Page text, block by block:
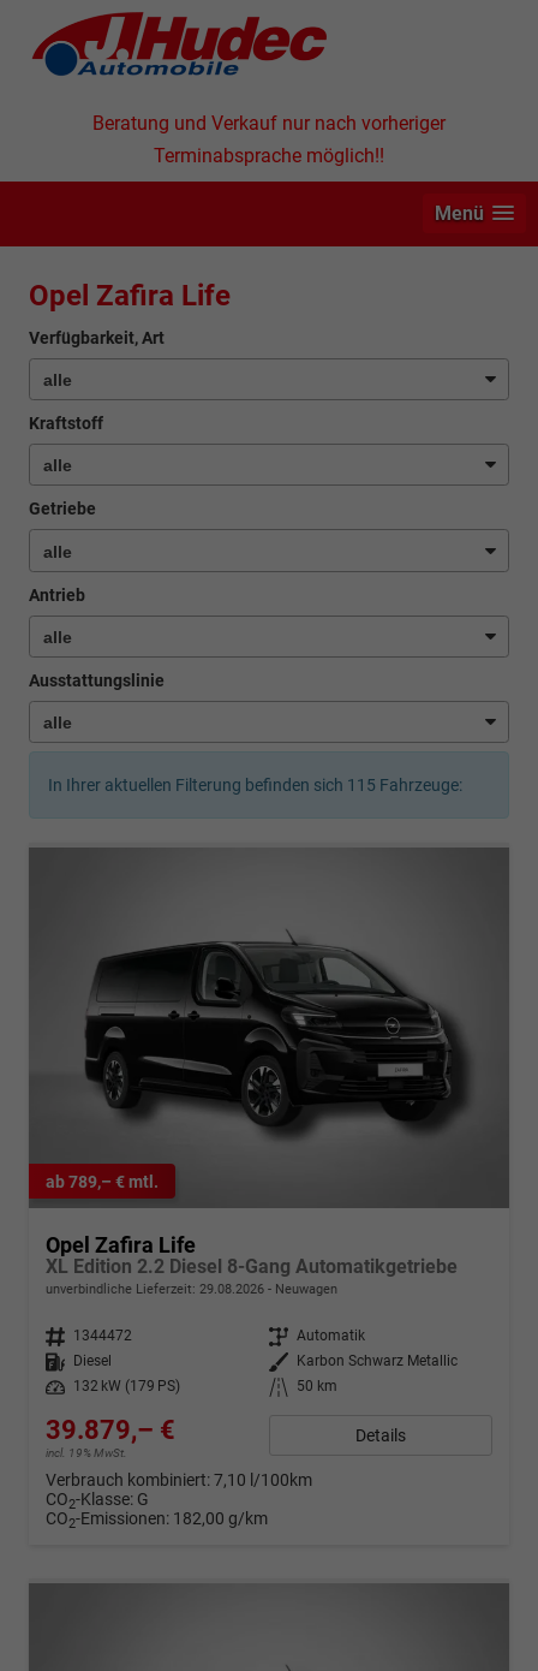
Beratung und Verkauf nur nach vorheriger
Terminabsprache möglich!!
Menü
Opel Zafira Life
Verfügbarkeit, Art
Kraftstoff
Getriebe
Antrieb
Ausstattungslinie
In Ihrer aktuellen Filterung befinden sich 115 Fahrzeuge:
ab 789,– € mtl.
Opel Zafira Life
XL Edition 2.2 Diesel 8-Gang Automatikgetriebe
unverbindliche Lieferzeit: 29.08.2026 Neuwagen
Fahrzeugnr. 1344472 Getriebe Automatik
Kraftstoff
Diesel Außenfarbe
Karbon Schwarz Metallic
Leistung
132 kW (179 PS) Kilometerstand 50 km
39.879,– €
incl. 19% MwSt.
Details
Verbrauch kombiniert:7,10 l/100km
CO2-Klasse: G
CO2-Emissionen: 182,00 g/km